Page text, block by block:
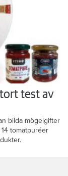
test av
bilda mögelgifter
tomatpuréer